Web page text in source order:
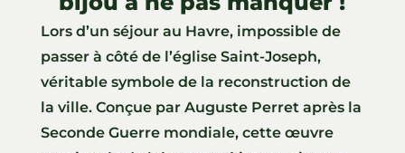
Lors d’un séjour au Havre, impossible de
passer à côté de l’église Saint-Joseph,
véritable symbole de la reconstruction de
la ville. Conçue par Auguste Perret après la
Seconde Guerre mondiale, cette œuvre